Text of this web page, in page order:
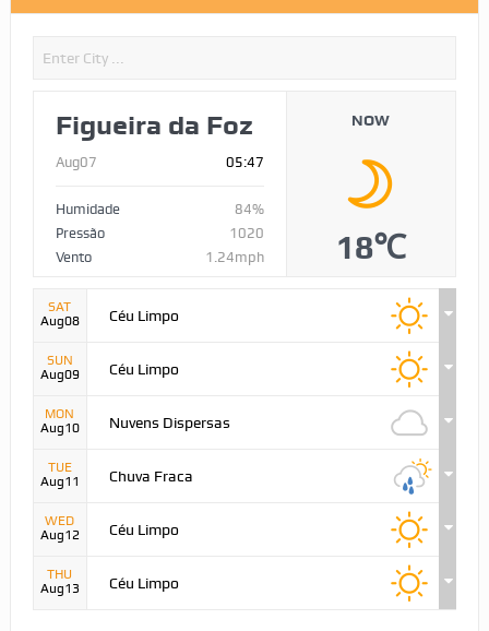
Figueira da Foz
Aug07 05:47
Humidade
84%
Pressão
1020
Vento
1.24mph
NOW
18℃
SAT
Aug08
Céu Limpo
SUN
Aug09
Céu Limpo
MON
Aug10
Nuvens Dispersas
TUE
Aug11
Chuva Fraca
WED
Aug12
Céu Limpo
THU
Aug13
Céu Limpo